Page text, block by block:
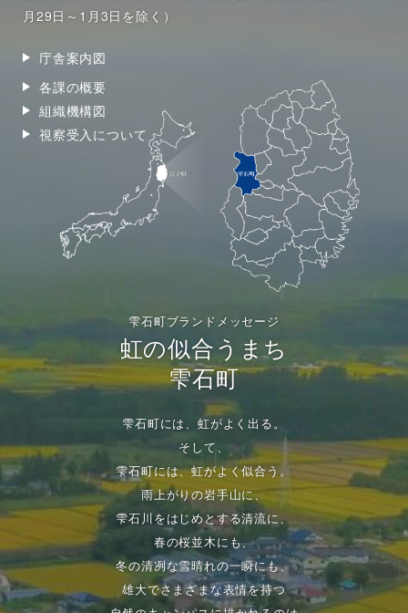
月29日～1月3日を除く）
庁舎案内図
各課の概要
組織機構図
視察受入について
雫石町ブランドメッセージ
虹の似合うまち
雫石町
雫石町には、虹がよく出る。
そして、
雫石町には、虹がよく似合う。
雨上がりの岩手山に、
雫石川をはじめとする清流に、
春の桜並木にも、
冬の清冽な雪晴れの一瞬にも、
雄大でさまざまな表情を持つ